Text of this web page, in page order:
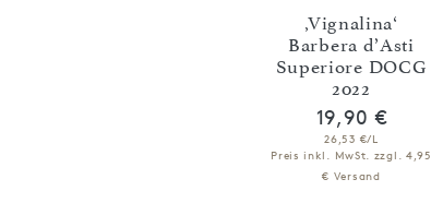
‚Vignalina‘
Barbera d’Asti
Superiore DOCG
2022
19,90 €
26,53 €/L
Preis inkl. MwSt. zzgl. 4,95
€ Versand